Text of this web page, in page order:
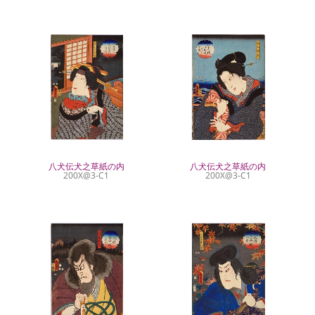
八犬伝犬之草紙の内
200X@3-C1
八犬伝犬之草紙の内
200X@3-C1